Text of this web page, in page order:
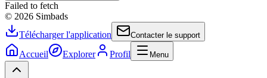
Failed to fetch
© 2026 Simbads
Télécharger l'application
Contacter le support
Accueil Explorer Profil Menu